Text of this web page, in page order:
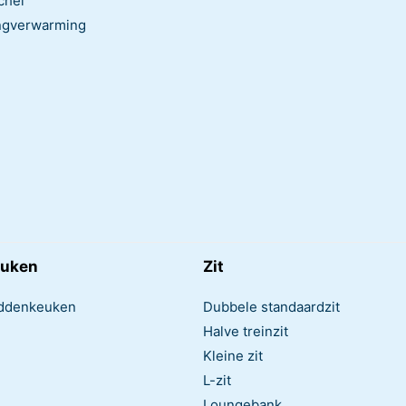
Zit
Dubbele standaardzit
Halve treinzit
Kleine zit
L-zit